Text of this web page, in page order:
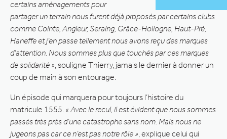
certains aménagements pour
partager un terrain nous furent déjà proposés par certains clubs
comme Cointe, Angleur, Seraing, Grâce-Hollogne, Haut-Pré,
Haneffe et j’en passe tellement nous avons reçu des marques
d’attention. Nous sommes plus que touchés par ces marques
de solidarité » , souligne Thierry, jamais le dernier à donner un
coup de main à son entourage.
Un épisode qui marquera pour toujours l’histoire du
matricule 1555. « Avec le recul, il est évident que nous sommes
passés très près d’une catastrophe sans nom. Mais nous ne
jugeons pas car ce n’est pas notre rôle » , explique celui qui